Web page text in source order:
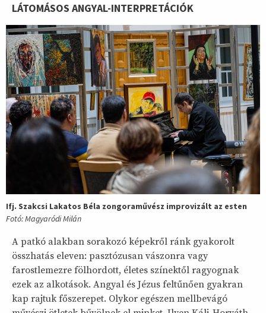
LÁTOMÁSOS ANGYAL-INTERPRETÁCIÓK
Ifj. Szakcsi Lakatos Béla zongoraművész improvizált az esten
Fotó: Magyaródi Milán
A patkó alakban sorakozó képekről ránk gyakorolt
összhatás eleven: pasztózusan vászonra vagy
farostlemezre fölhordott, életes színektől ragyognak
ezek az alkotások. Angyal és Jézus feltűnően gyakran
kap rajtuk főszerepet. Olykor egészen mellbevágó